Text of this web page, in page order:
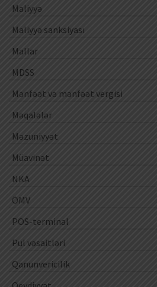
Maliyyə
Maliyyə sanksiyası
Mallar
MDSS
Mənfəət və mənfəət vergisi
Məqalələr
Məzuniyyət
Müavinət
NKA
ÖMV
POS-terminal
Pul vəsaitləri
Qanunvericilik